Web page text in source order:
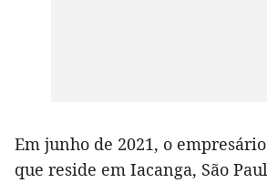
Em junho de 2021, o
que reside em Iacanga, São